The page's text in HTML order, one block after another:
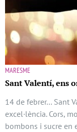
MARESME
Sant Valentí, ens
14 de febrer… Sant
excel·lència. Cors,
bombons i sucre en